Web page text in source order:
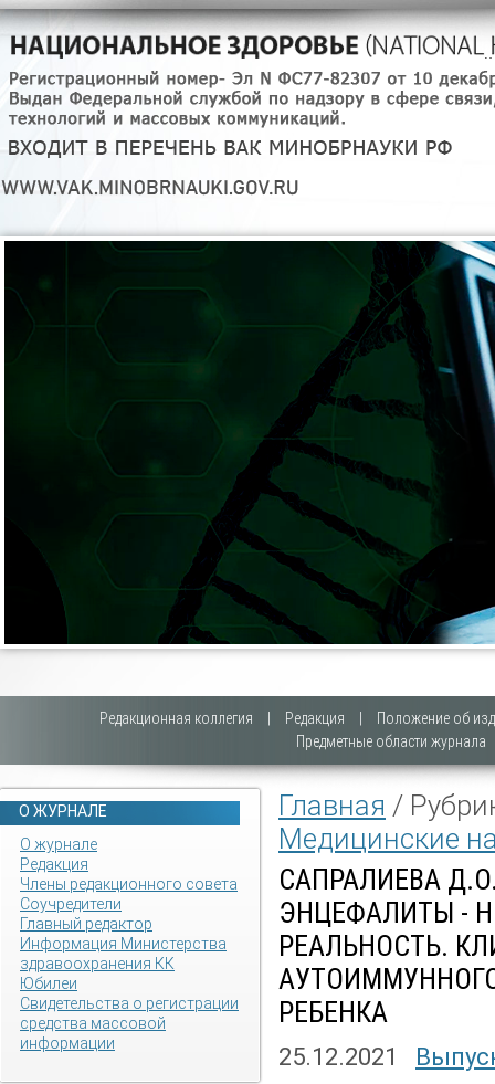
Редакционная коллегия Редакция
Положение об
Предметные области журнала
О ЖУРНАЛЕ
О журнале
Редакция
Члены редакционного совета
Соучредители
Главный редактор
Информация Министерства
здравоохранения КК
Юбилеи
Свидетельства о регистрации
средства массовой
информации
Главная /
Медицинские
САПРАЛИЕВА
ЭНЦЕФАЛИТЫ -
РЕАЛЬНОСТЬ.
РЕБЕНКА
25.12.2021